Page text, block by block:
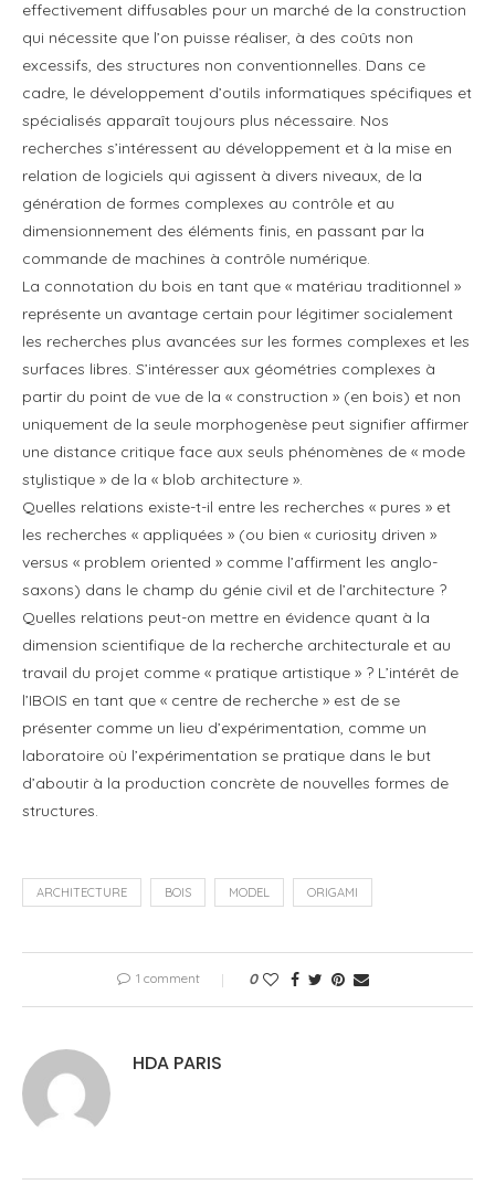
effectivement diffusables pour un marché de la construction
qui nécessite que l’on puisse réaliser, à des coûts non
excessifs, des structures non conventionnelles. Dans ce
cadre, le développement d’outils informatiques spécifiques et
spécialisés apparaît toujours plus nécessaire. Nos
recherches s’intéressent au développement et à la mise en
relation de logiciels qui agissent à divers niveaux, de la
génération de formes complexes au contrôle et au
dimensionnement des éléments finis, en passant par la
commande de machines à contrôle numérique.
La connotation du bois en tant que « matériau traditionnel »
représente un avantage certain pour légitimer socialement
les recherches plus avancées sur les formes complexes et les
surfaces libres. S’intéresser aux géométries complexes à
partir du point de vue de la « construction » (en bois) et non
uniquement de la seule morphogenèse peut signifier affirmer
une distance critique face aux seuls phénomènes de « mode
stylistique » de la « blob architecture ».
Quelles relations existe-t-il entre les recherches « pures » et
les recherches « appliquées » (ou bien « curiosity driven »
versus « problem oriented » comme l’affirment les anglo-
saxons) dans le champ du génie civil et de l’architecture ?
Quelles relations peut-on mettre en évidence quant à la
dimension scientifique de la recherche architecturale et au
travail du projet comme « pratique artistique » ? L’intérêt de
l’IBOIS en tant que « centre de recherche » est de se
présenter comme un lieu d’expérimentation, comme un
laboratoire où l’expérimentation se pratique dans le but
d’aboutir à la production concrète de nouvelles formes de
structures.
ARCHITECTURE BOIS MODEL ORIGAMI
1 comment 0
HDA PARIS